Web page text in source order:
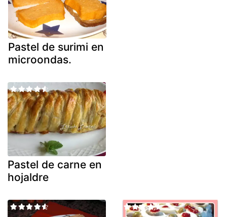
Pastel de surimi en
microondas.
Pastel de carne en
hojaldre